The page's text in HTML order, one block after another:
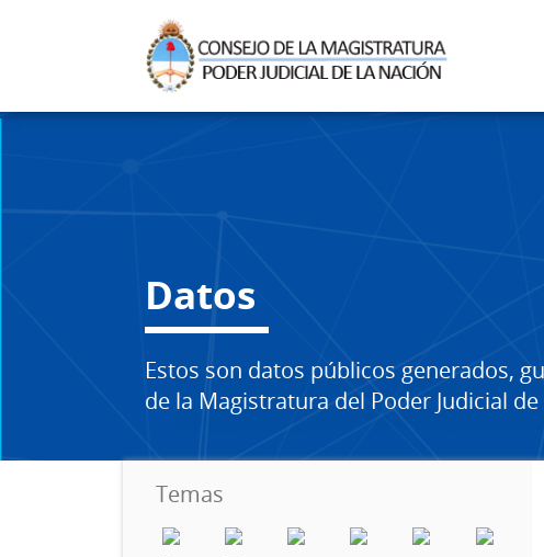
Datos
Estos son datos públicos generados,
de la Magistratura del Poder Judicial
Temas